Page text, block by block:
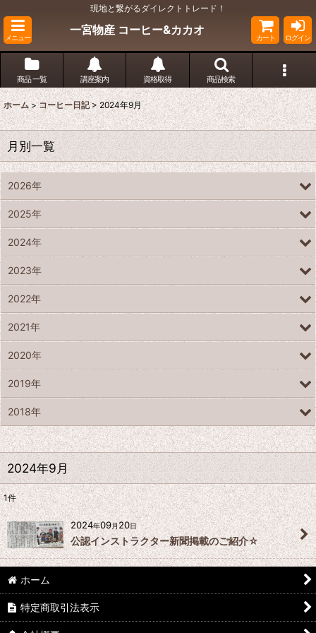
現地と繋がるダイレクトトレード！
メニュー
一宮物産 コーヒー&カカオ
カート ログイン
商品 一覧 講座案内 資格取得 商品検索
ホーム > コーヒー日記 > 2024年9月
2024年9月
1件
2024年09月20日
公認インストラクター新聞掲載のご紹介☆
月別一覧
2026年
2025年
2024年
2023年
2022年
2021年
2020年
2019年
2018年
ホーム
特定商取引法表示